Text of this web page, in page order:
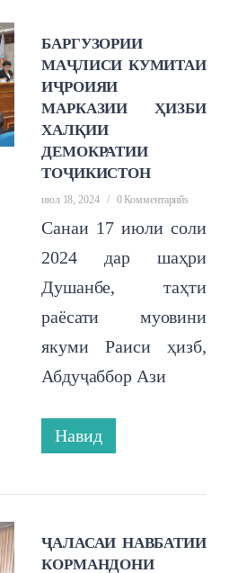
БАРГУЗОРИИ
МАҶЛИСИ КУМИТАИ
ИҶРОИЯИ
МАРКАЗИИ ҲИЗБИ
ХАЛҚИИ
ДЕМОКРАТИИ
ТОҶИКИСТОН
июл 18, 2024 / 0 Комментарийs
Санаи 17 июли соли
2024 дар шаҳри
Душанбе, таҳти
раёсати муовини
якуми Раиси ҳизб,
Абдуҷаббор Ази
Навид
ҶАЛАСАИ НАВБАТИИ
КОРМАНДОНИ